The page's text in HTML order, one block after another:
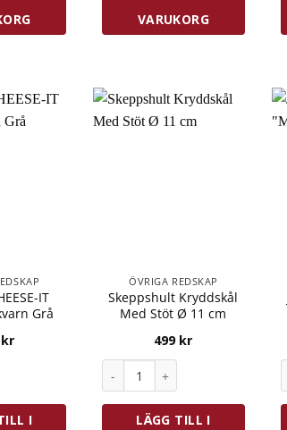
VARUKORG
IT
Grå
kr
I
ÖVRIGA REDSKAP
Skeppshult Kryddskål
Med Stöt Ø 11 cm
499 kr
LÄGG TILL I